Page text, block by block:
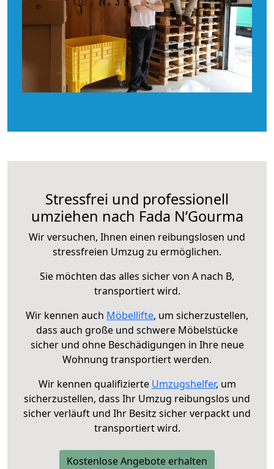
Stressfrei und professionell
umziehen nach Fada N’Gourma
Wir versuchen, Ihnen einen reibungslosen und
stressfreien Umzug zu ermöglichen.
Sie möchten das alles sicher von A nach B,
transportiert wird.
Wir kennen auch Möbellifte, um sicherzustellen,
dass auch große und schwere Möbelstücke
sicher und ohne Beschädigungen in Ihre neue
Wohnung transportiert werden.
Wir kennen qualifizierte Umzugshelfer, um
sicherzustellen, dass Ihr Umzug reibungslos und
sicher verläuft und Ihr Besitz sicher verpackt und
transportiert wird.
Kostenlose Angebote erhalten